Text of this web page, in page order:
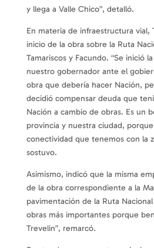
y llega a Valle Chico”, detalló.
En materia de infraestructura vial,
inicio de la obra sobre la Ruta
Tamariscos y Facundo. “Se inició
nuestro gobernador ante el
obra que debería hacer Nación,
decidió compensar deuda que
Nación a cambio de obras. Es un
provincia y nuestra ciudad,
conectividad que tenemos con la
sostuvo.
Asimismo, indicó que la misma
de la obra correspondiente a la
pavimentación de la Ruta Nacional
obras más importantes porque
Trevelin”, remarcó.